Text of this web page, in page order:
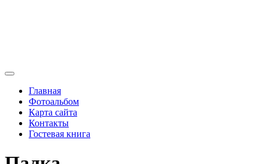
Главная
Фотоальбом
Карта сайта
Контакты
Гостевая книга